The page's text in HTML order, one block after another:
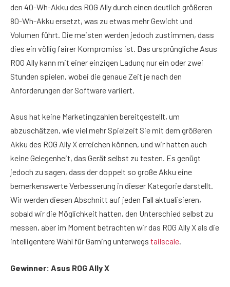
den 40-Wh-Akku des ROG Ally durch einen deutlich größeren
80-Wh-Akku ersetzt, was zu etwas mehr Gewicht und
Volumen führt. Die meisten werden jedoch zustimmen, dass
dies ein völlig fairer Kompromiss ist. Das ursprüngliche Asus
ROG Ally kann mit einer einzigen Ladung nur ein oder zwei
Stunden spielen, wobei die genaue Zeit je nach den
Anforderungen der Software variiert.
Asus hat keine Marketingzahlen bereitgestellt, um
abzuschätzen, wie viel mehr Spielzeit Sie mit dem größeren
Akku des ROG Ally X erreichen können, und wir hatten auch
keine Gelegenheit, das Gerät selbst zu testen. Es genügt
jedoch zu sagen, dass der doppelt so große Akku eine
bemerkenswerte Verbesserung in dieser Kategorie darstellt.
Wir werden diesen Abschnitt auf jeden Fall aktualisieren,
sobald wir die Möglichkeit hatten, den Unterschied selbst zu
messen, aber im Moment betrachten wir das ROG Ally X als die
intelligentere Wahl für Gaming unterwegs tailscale.
Gewinner: Asus ROG Ally X